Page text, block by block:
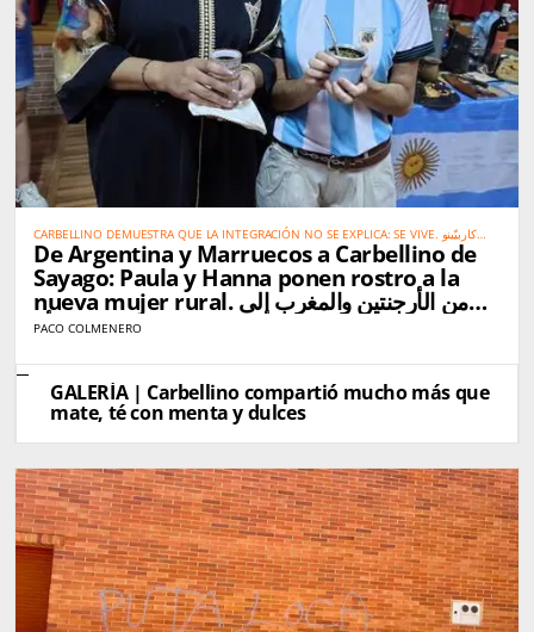
CARBELLINO DEMUESTRA QUE LA INTEGRACIÓN NO SE EXPLICA: SE VIVE. كاربيّينو
تُثبت أن الاندماج الحقيقي لا يحتاج إلى شرح… بل يُعاش
De Argentina y Marruecos a Carbellino de
Sayago: Paula y Hanna ponen rostro a la
nueva mujer rural. من الأرجنتين والمغرب إلى
كاربيّينو دي ساياغو: باولا وهناء تجسّدان صورة المرأة
PACO COLMENERO
GALERÍA | Carbellino compartió mucho más que
mate, té con menta y dulces